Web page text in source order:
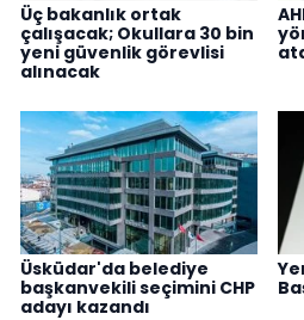
Üç bakanlık ortak
çalışacak; Okullara 30 bin
yeni güvenlik görevlisi
alınacak
Üsküdar'da belediye
başkanvekili seçimini CHP
adayı kazandı